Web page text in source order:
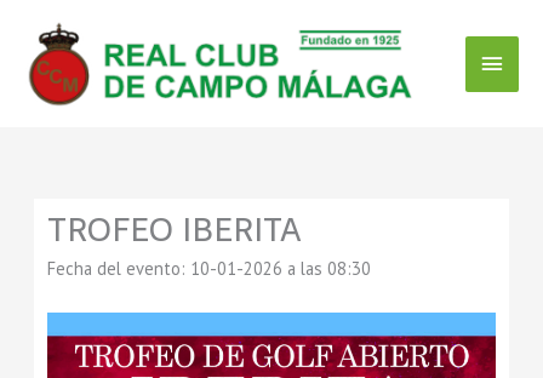
contenido
Menú
TROFEO IBERITA
Fecha del evento: 10-01-2026 a las 08:30